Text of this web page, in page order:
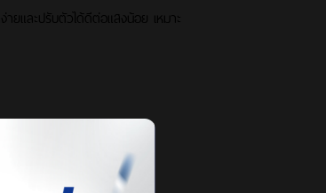
ยและปรับตัวได้ดีต่อแสงน้อย เหมาะ